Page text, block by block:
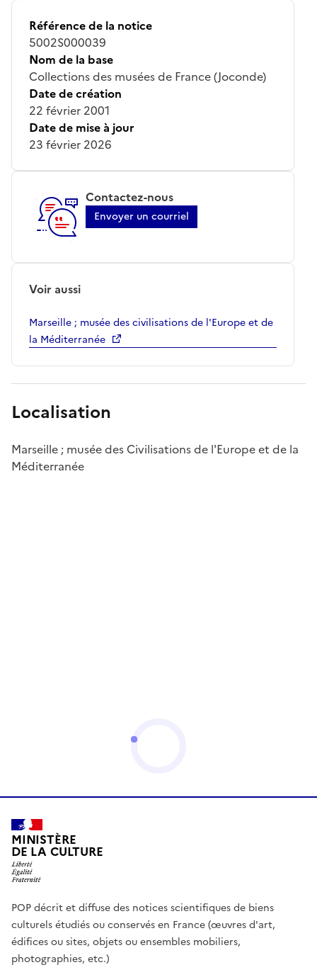
Référence de la notice
5002S000039
Nom de la base
Collections des musées de France (Joconde)
Date de création
22 février 2001
Date de mise à jour
23 février 2026
Contactez-nous
Envoyer un courriel
Voir aussi
Marseille ; musée des civilisations de l'Europe et de
la Méditerranée
Localisation
Marseille ; musée des Civilisations de l'Europe et de la
Méditerranée
MINISTÈRE
DE LA CULTURE
POP décrit et diffuse des notices scientifiques de biens
culturels étudiés ou conservés en France (œuvres d'art,
édifices ou sites, objets ou ensembles mobiliers,
photographies, etc.)